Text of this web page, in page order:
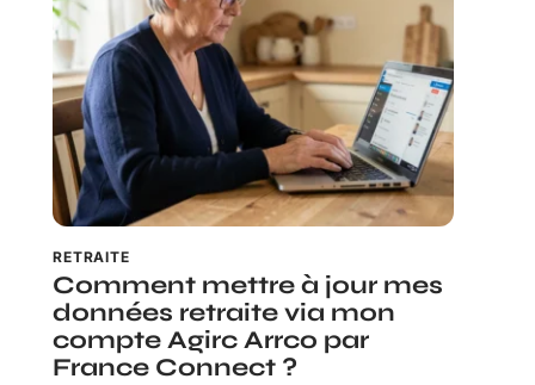
RETRAITE
Comment mettre à jour mes
données retraite via mon
compte Agirc Arrco par
France Connect ?